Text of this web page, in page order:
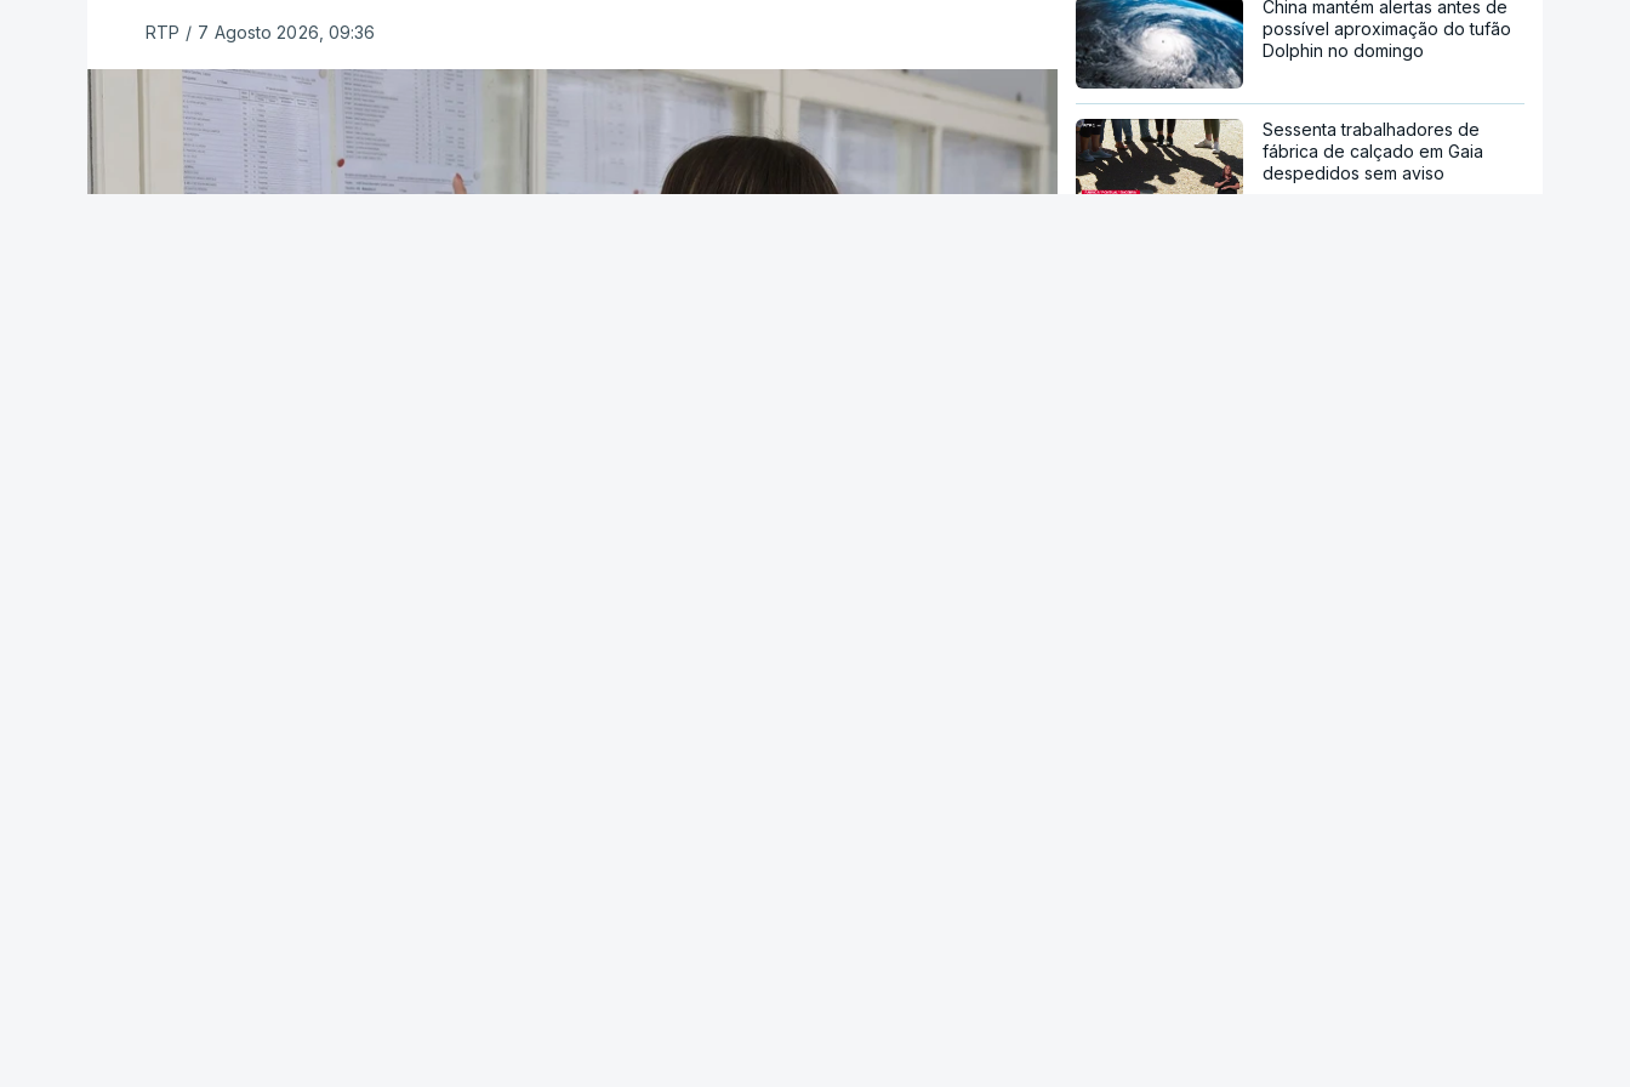
alternativos, cada um constituído por uma única prova de ingresso.
"Esta decisão do Governo retomou, assim, a regra que vigorou até 2024 (entre uma e
três provas de ingresso), dando às IES maior autonomia na fixação das condições de
acesso", salienta o ministério.
RTP / 7 Agosto 2026, 09:36
China mantém alertas antes de
possível aproximação do tufão
Dolphin no domingo
Sessenta trabalhadores de
fábrica de calçado em Gaia
despedidos sem aviso